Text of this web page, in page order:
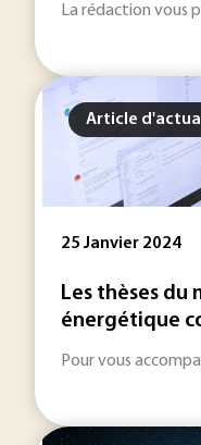
La rédaction vous
Article
25 Janvier 2024
Les thèses du
énergétique
Pour vous